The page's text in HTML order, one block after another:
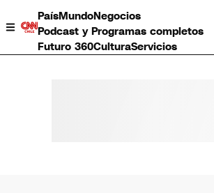
PaísMundoNegocios
Podcast y Programas completos
Futuro 360CulturaServicios